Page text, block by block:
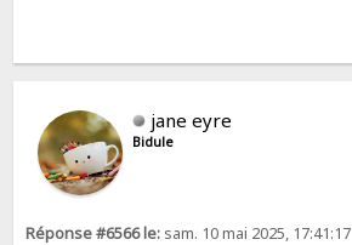
jane eyre
Bidule
Réponse #6566 le: sam. 10 mai 2025, 17:41:17